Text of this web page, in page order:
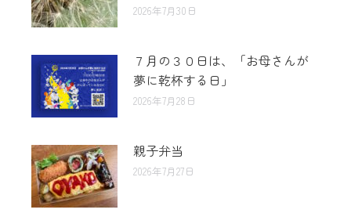
2026年7月30日
７月の３０日は、「お母さんが
夢に乾杯する日」
2026年7月28日
親子弁当
2026年7月27日